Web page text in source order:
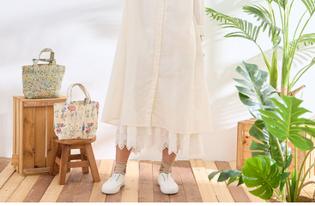
※ 交易是否成功請以「AFTEE先享後付 」之結帳頁面顯示為準，若有關於
是否繳費成功／繳費後需取消欲退款等相關疑問，請聯繫「AFTEE先享後付
https://netprotections.freshdesk.com/support/home
【注意事項】
１．透過由恩沛科技股份有限公司提供之「AFTEE先享後付」服務完成之交
易，需依本服務之必要範圍內提供個人資料，並將交易相關給付款項請求債
權轉讓予恩沛科技股份有限公司。
２．關於個人資料處理事宜，請瀏覽以下網址：
https://aftee.tw/terms/#terms3
３．未成年的使用者請事先徵得法定代理人或監護人之同意方可使用
「AFTEE先享後付」，若未經同意申辦者引起之損失，本公司不負相關責
任。
４．使用「AFTEE先享後付」時，將依據個別帳號之用戶狀況，依本公司即
時審查核予不同之上限額度；若仍有額度不足之情形，本公司將視審查結果
請求用戶進行身份認證。
黑貓宅急便(包裹尺寸60cm以下)
每筆NT$100，滿NT$2,000(含以上)免運費
黑貓宅急便(包裹尺寸90cm以下)
每筆NT$140，滿NT$2,000(含以上)免運費